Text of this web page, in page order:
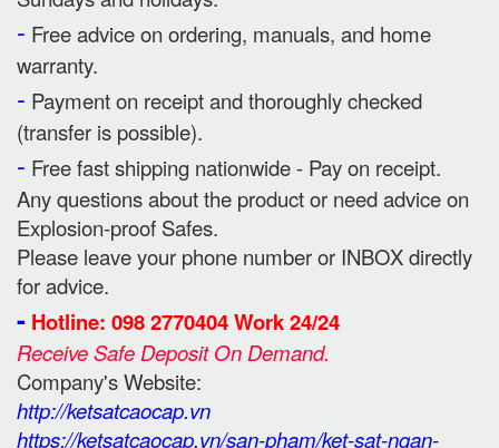
- Free advice on ordering, manuals, and home
warranty.
- Payment on receipt and thoroughly checked
(transfer is possible).
- Free fast shipping nationwide - Pay on receipt.
Any questions about the product or need advice on
Explosion-proof Safes.
Please leave your phone number or INBOX directly
for advice.
- Hotline: 098 2770404 Work 24/24
Receive Safe Deposit On Demand.
Company's Website:
http://ketsatcaocap.vn
https://ketsatcaocap.vn/san-pham/ket-sat-ngan-